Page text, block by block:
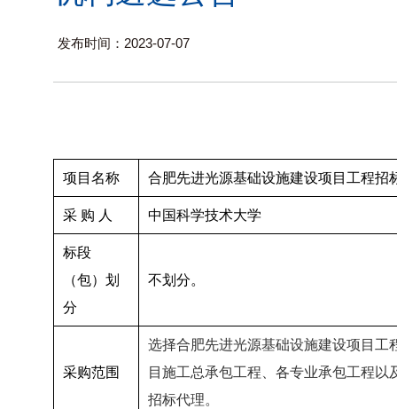
发布时间：2023-07-07
项目名称 合肥先进光源基础设施建设项目工程招
采 购 人 中国科学技术大学
标段
（包）划
分
不划分。
采购范围
选择合肥先进光源基础设施建设项目工
目施工总承包工程、各专业承包工程
招标代理。